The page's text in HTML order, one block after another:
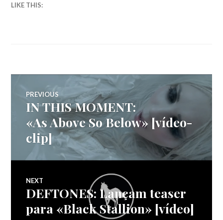
LIKE THIS:
Navegação
de
artigos
PREVIOUS
Previous
IN THIS MOMENT:
«As Above So Below» [vídeo-
clip]
NEXT
Next
DEFTONES: Lançam teaser
para «Black Stallion» [vídeo]